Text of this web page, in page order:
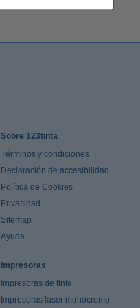
Sobre 123tinta
Términos y condiciones
Declaración de accesibilidad
Política de Cookies
Privacidad
Sitemap
Ayuda
Impresoras
Impresoras de tinta
Impresoras laser monocromo